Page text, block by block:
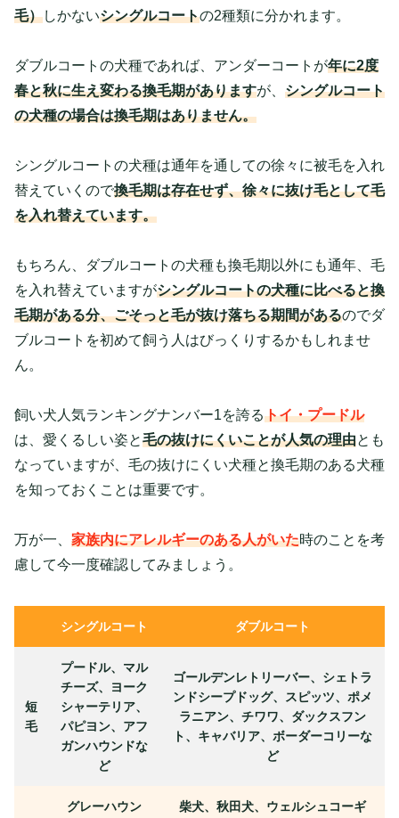
毛）しかないシングルコートの2種類に分かれます。
ダブルコートの犬種であれば、アンダーコートが年に2度
春と秋に生え変わる換毛期がありますが、 シングルコート
の犬種の場合は換毛期はありません。
シングルコートの犬種は通年を通しての徐々に被毛を入れ
替えていくので換毛期は存在せず、徐々に抜け毛として毛
を入れ替えています。
もちろん、ダブルコートの犬種も換毛期以外にも通年、毛
を入れ替えていますがシングルコートの犬種に比べると換
毛期がある分、ごそっと毛が抜け落ちる期間があるのでダ
ブルコートを初めて飼う人はびっくりするかもしれませ
ん。
飼い犬人気ランキングナンバー1を誇るトイ・プードル
は、愛くるしい姿と毛の抜けにくいことが人気の理由とも
なっていますが、毛の抜けにくい犬種と換毛期のある犬種
を知っておくことは重要です。
万が一、 家族内にアレルギーのある人がいた時のことを考
慮して今一度確認してみましょう。
シングルコート ダブルコート
短
毛
プードル、マル
チーズ、ヨーク
シャーテリア、
パピヨン、アフ
ガンハウンドな
ど
ゴールデンレトリーバー、シェトラ
ンドシープドッグ、スピッツ、ポメ
ラニアン、チワワ、ダックスフン
ト、キャバリア、ボーダーコリーな
ど
グレーハウン
柴犬、秋田犬、ウェルシュコーギ